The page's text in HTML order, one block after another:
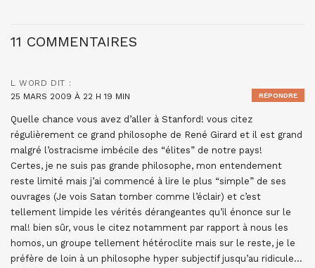
11 COMMENTAIRES
L WORD DIT :
25 MARS 2009 À 22 H 19 MIN
Quelle chance vous avez d’aller à Stanford! vous citez
régulièrement ce grand philosophe de René Girard et il est grand
malgré l’ostracisme imbécile des “élites” de notre pays!
Certes, je ne suis pas grande philosophe, mon entendement
reste limité mais j’ai commencé à lire le plus “simple” de ses
ouvrages (Je vois Satan tomber comme l’éclair) et c’est
tellement limpide les vérités dérangeantes qu’il énonce sur le
mal! bien sûr, vous le citez notamment par rapport à nous les
homos, un groupe tellement hétéroclite mais sur le reste, je le
préfère de loin à un philosophe hyper subjectif jusqu’au ridicule…
RÉPONDRE